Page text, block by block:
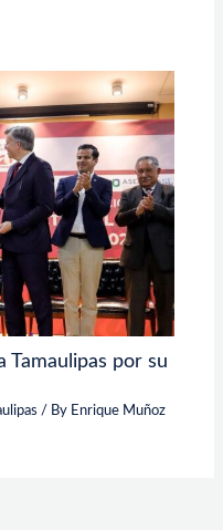
Tamaulipas por su
/ By Enrique Muñoz